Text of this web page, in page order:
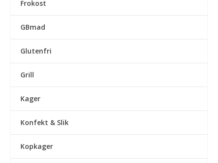
Frokost
GBmad
Glutenfri
Grill
Kager
Konfekt & Slik
Kopkager